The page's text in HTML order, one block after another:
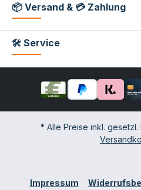
📦 Versand & 💳 Zahlung
🛠 Service
* Alle Preise inkl.
Impressum